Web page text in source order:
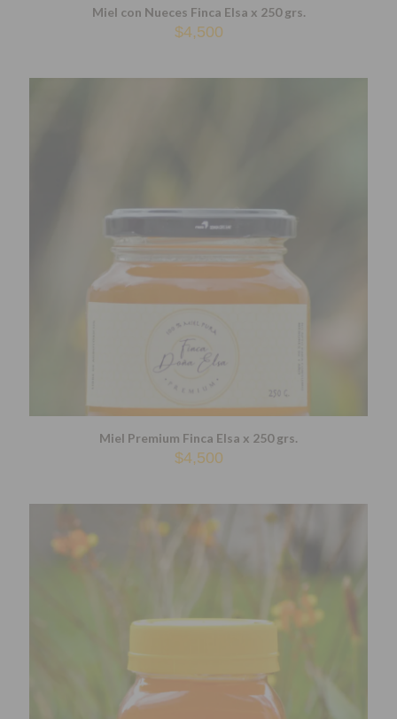
Miel con Nueces Finca Elsa x 250 grs.
$4,500
Miel Premium Finca Elsa x 250 grs.
$4,500